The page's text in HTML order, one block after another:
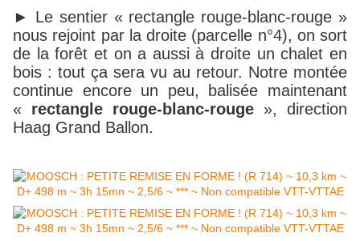
► Le sentier « rectangle rouge-blanc-rouge »
nous rejoint par la droite (parcelle n°4), on sort
de la forêt et on a aussi à droite un chalet en
bois : tout ça sera vu au retour. Notre montée
continue encore un peu, balisée maintenant
« rectangle rouge-blanc-rouge », direction
Haag Grand Ballon.